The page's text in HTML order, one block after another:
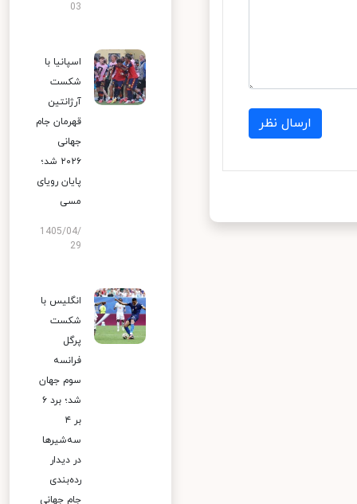
ارسال نظر
03
اسپانیا با
شکست
آرژانتین
قهرمان جام
جهانی
۲۰۲۶ شد؛
پایان رویای
مسی
1405/04/
29
انگلیس با
شکست
پرگل
فرانسه
سوم جهان
شد؛ برد ۶
بر ۴
سه‌شیرها
در دیدار
رده‌بندی
جام جهانی